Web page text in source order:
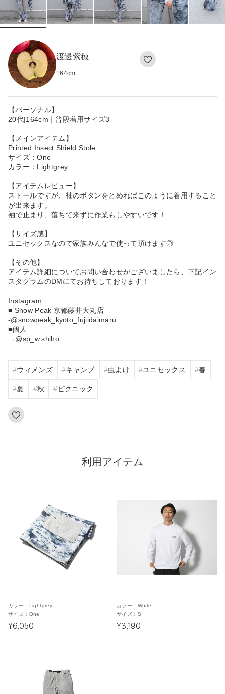
渡邊紫穂
164cm
【パーソナル】
20代|164cm｜普段着用サイズ3
【メインアイテム】
Printed Insect Shield Stole
サイズ：One
カラー：Lightgrey
【アイテムレビュー】
ストールですが、袖のボタンをとめればこのように着用すること
が出来ます。
袖で止まり、落ちて来ずに作業もしやすいです！
【サイズ感】
ユニセックスなので家族みんなで使って頂けます◎
【その他】
アイテム詳細についてお問い合わせがございましたら、下記イン
スタグラムのDMにてお待ちしております！
Instagram
■ Snow Peak 京都藤井大丸店
-@snowpeak_kyoto_fujiidaimaru
■個人
→@sp_w.shiho
ウィメンズ キャンプ 虫よけ ユニセックス 春
夏 秋 ピクニック
利用アイテム
カラー： Lightgrey
サイズ： One
¥6,050
カラー： White
サイズ： S
¥3,190